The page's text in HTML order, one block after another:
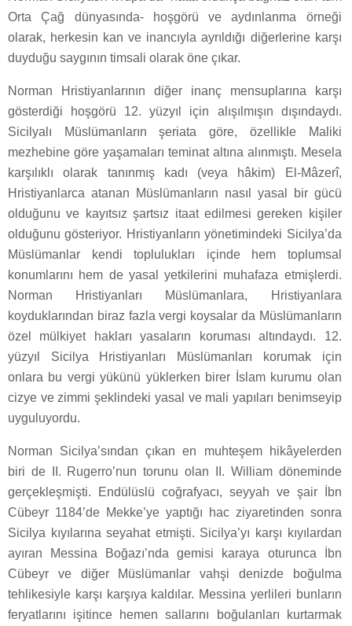
Orta Çağ dünyasında- hoşgörü ve aydınlanma örneği
olarak, herkesin kan ve inancıyla ayrıldığı diğerlerine karşı
duyduğu saygının timsali olarak öne çıkar.
Norman Hristiyanlarının diğer inanç mensuplarına karşı
gösterdiği hoşgörü 12. yüzyıl için alışılmışın dışındaydı.
Sicilyalı Müslümanların şeriata göre, özellikle Maliki
mezhebine göre yaşamaları teminat altına alınmıştı. Mesela
karşılıklı olarak tanınmış kadı (veya hâkim) El-Mâzerî,
Hristiyanlarca atanan Müslümanların nasıl yasal bir gücü
olduğunu ve kayıtsız şartsız itaat edilmesi gereken kişiler
olduğunu gösteriyor. Hristiyanların yönetimindeki Sicilya’da
Müslümanlar kendi toplulukları içinde hem toplumsal
konumlarını hem de yasal yetkilerini muhafaza etmişlerdi.
Norman Hristiyanları Müslümanlara, Hristiyanlara
koyduklarından biraz fazla vergi koysalar da Müslümanların
özel mülkiyet hakları yasaların koruması altındaydı. 12.
yüzyıl Sicilya Hristiyanları Müslümanları korumak için
onlara bu vergi yükünü yüklerken birer İslam kurumu olan
cizye ve zimmi şeklindeki yasal ve mali yapıları benimseyip
uyguluyordu.
Norman Sicilya’sından çıkan en muhteşem hikâyelerden
biri de II. Rugerro’nun torunu olan II. William döneminde
gerçekleşmişti. Endülüslü coğrafyacı, seyyah ve şair İbn
Cübeyr 1184’de Mekke’ye yaptığı hac ziyaretinden sonra
Sicilya kıyılarına seyahat etmişti. Sicilya’yı karşı kıyılardan
ayıran Messina Boğazı’nda gemisi karaya oturunca İbn
Cübeyr ve diğer Müslümanlar vahşi denizde boğulma
tehlikesiyle karşı karşıya kaldılar. Messina yerlileri bunların
feryatlarını işitince hemen sallarını boğulanları kurtarmak